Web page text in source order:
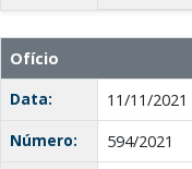
Ofício
Data:
11/11/2021
Número:
594/2021